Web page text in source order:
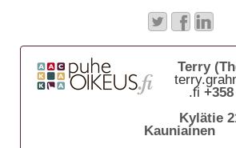
Terry
.fi
Kylätie
Kauniainen